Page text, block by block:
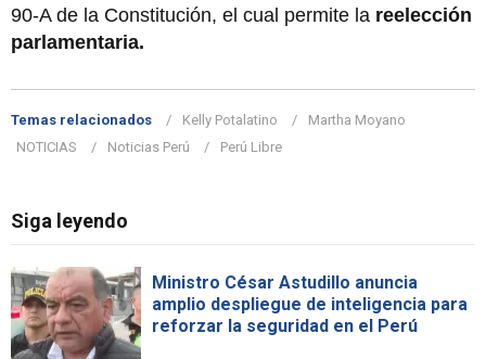
90-A de la Constitución, el cual permite la reelección
parlamentaria.
Temas relacionados Kelly Potalatino
Martha Moyano
NOTICIAS
Noticias Perú Perú Libre
Siga leyendo
Ministro César Astudillo anuncia
amplio despliegue de inteligencia para
reforzar la seguridad en el Perú